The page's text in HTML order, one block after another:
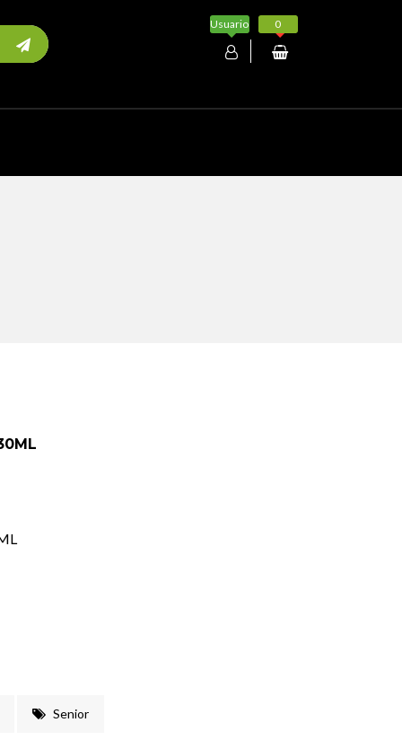
Usuario
Mi cuenta
0
Senior